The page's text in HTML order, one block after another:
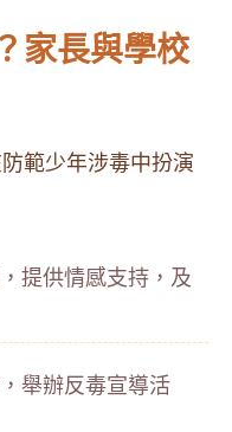
家長與學校
範少年涉毒中扮演
提供情感支持，及
舉辦反毒宣導活